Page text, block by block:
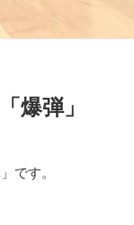
爆弾」
です。